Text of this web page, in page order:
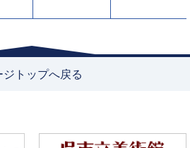
ジトップへ戻る